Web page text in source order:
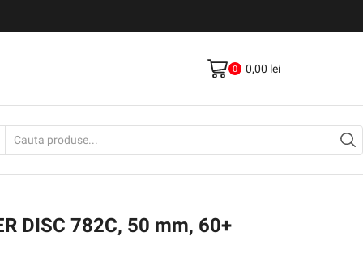
0 0,00 lei
DISC 782C, 50 mm, 60+